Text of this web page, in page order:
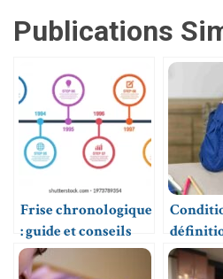
Publications
Frise chronologique
: guide et conseils